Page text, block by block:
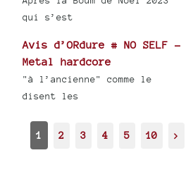
qui s’est
Avis d’ORdure # NO SELF -
Metal hardcore
"à l’ancienne" comme le
disent les
1 2 3 4 5 10 >